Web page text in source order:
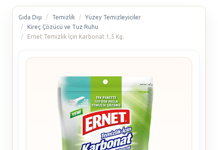
Gıda Dışı Temizlik
Yüzey Temizleyiciler
Kireç Çözücü ve Tuz Ruhu
Ernet Temizlik İçin Karbonat 1,5 Kg.